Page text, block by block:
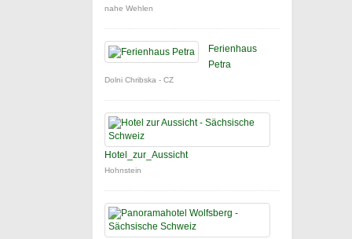
nahe Wehlen
Ferienhaus
Petra
Dolni Chribska - CZ
Hotel_zur_Aussicht
Hohnstein